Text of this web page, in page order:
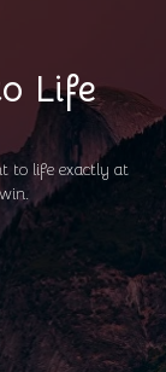
Life
to life exactly at